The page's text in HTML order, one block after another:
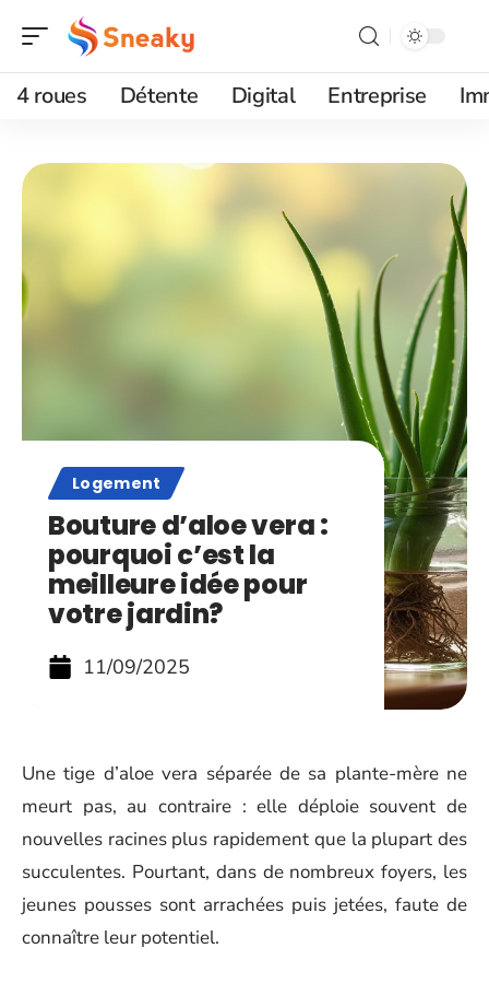
4 roues Détente Digital Entreprise
Logement
Bouture d’aloe vera :
pourquoi c’est la
meilleure idée pour
votre jardin?
11/09/2025
Une tige d’aloe vera séparée de sa plante-mère ne
meurt pas, au contraire : elle déploie souvent de
nouvelles racines plus rapidement que la plupart des
succulentes. Pourtant, dans de nombreux foyers, les
jeunes pousses sont arrachées puis jetées, faute de
connaître leur potentiel.